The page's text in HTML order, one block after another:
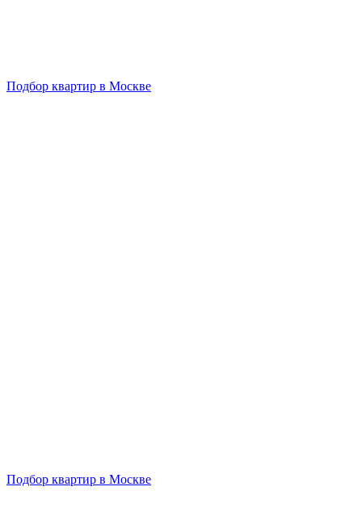
Подбор квартир в Москве
Подбор квартир в Москве